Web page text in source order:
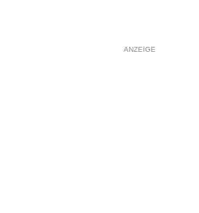
ANZEIGE